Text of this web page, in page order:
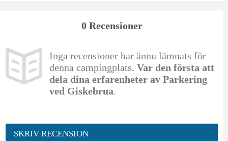
0 Recensioner
Inga recensioner har ännu lämnats för
denna campingplats. Var den första att
dela dina erfarenheter av Parkering
ved Giskebrua.
SKRIV RECENSION